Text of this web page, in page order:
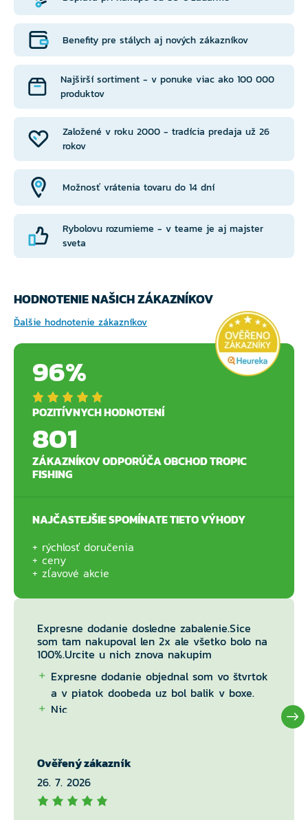
Založené v roku 2000 - tradícia predaja už 26
rokov
Benefity pre stálych aj nových zákazníkov
Možnosť vrátenia tovaru do 14 dní
Najširší sortiment - v ponuke viac ako 100 000
produktov
Rybolovu rozumieme - v teame je aj majster
sveta
HODNOTENIE NAŠICH ZÁKAZNÍKOV
Ďalšie hodnotenie zákazníkov
96%
POZITÍVNYCH HODNOTENÍ
801
ZÁKAZNÍKOV ODPORÚČA OBCHOD TROPIC
FISHING
NAJČASTEJŠIE SPOMÍNATE TIETO VÝHODY
rýchlosť doručenia
ceny
zľavové akcie
Expresne dodanie dosledne zabalenie.Sice
som tam nakupoval len 2x ale všetko bolo na
100%.Urcite u nich znova nakupim
Expresne dodanie objednal som vo štvrtok
a v piatok doobeda uz bol balik v boxe.
Nic
Ověřený zákazník
26. 7. 2026